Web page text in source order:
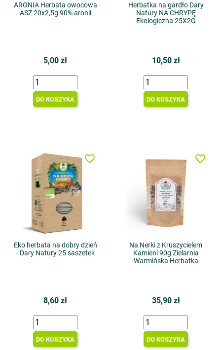
ARONIA Herbata owocowa
ASZ 20x2,5g 90% aronii
5,00 zł
DO KOSZYKA
Herbatka na gardło Dary
Natury NA CHRYPĘ
Ekologiczna 25X2G
10,50 zł
DO KOSZYKA
Eko herbata na dobry dzień
- Dary Natury 25 saszetek
8,60 zł
DO KOSZYKA
favorite_border
Na Nerki z Kruszycielem
Kamieni 90g Zielarnia
Warmińska Herbatka
35,90 zł
DO KOSZYKA
favorite_border